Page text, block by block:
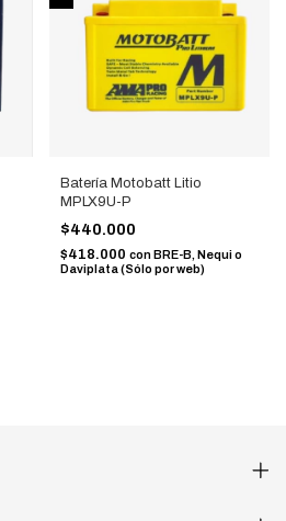
Batería Motobatt Litio
MPLX9U-P
$440.000
$418.000 con BRE-B, Nequi o
Daviplata (Sólo por web)